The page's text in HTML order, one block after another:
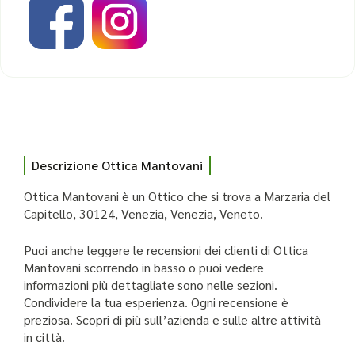
Descrizione Ottica Mantovani
Ottica Mantovani è un Ottico che si trova a Marzaria del
Capitello, 30124, Venezia, Venezia, Veneto.
Puoi anche leggere le recensioni dei clienti di Ottica
Mantovani scorrendo in basso o puoi vedere
informazioni più dettagliate sono nelle sezioni.
Condividere la tua esperienza. Ogni recensione è
preziosa. Scopri di più sull’azienda e sulle altre attività
in città.